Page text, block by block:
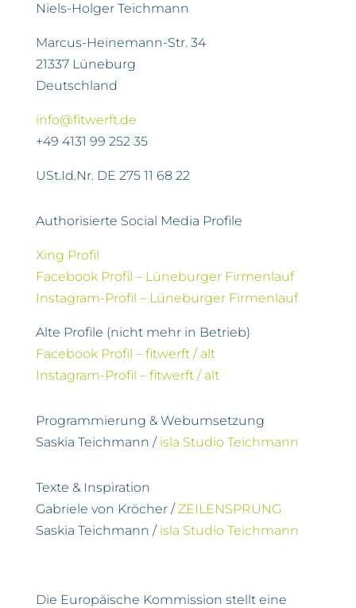
Niels-Holger Teichmann
Marcus-Heinemann-Str. 34
21337 Lüneburg
Deutschland
info@fitwerft.de
+49 4131 99 252 35
USt.Id.Nr. DE 275 11 68 22
Authorisierte Social Media Profile
Xing Profil
Facebook Profil – Lüneburger Firmenlauf
Instagram-Profil – Lüneburger Firmenlauf
Alte Profile (nicht mehr in Betrieb)
Facebook Profil – fitwerft / alt
Instagram-Profil – fitwerft / alt
Programmierung & Webumsetzung
Saskia Teichmann / isla Studio Teichmann
Texte & Inspiration
Gabriele von Kröcher /ZEILENSPRUNG
Saskia Teichmann / isla Studio Teichmann
Die Europäische Kommission stellt eine